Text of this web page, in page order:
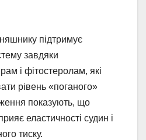
підтримує
завдяки
і фітостеролам, які
рівень «поганого»
показують, що
еластичності судин і
тиску.